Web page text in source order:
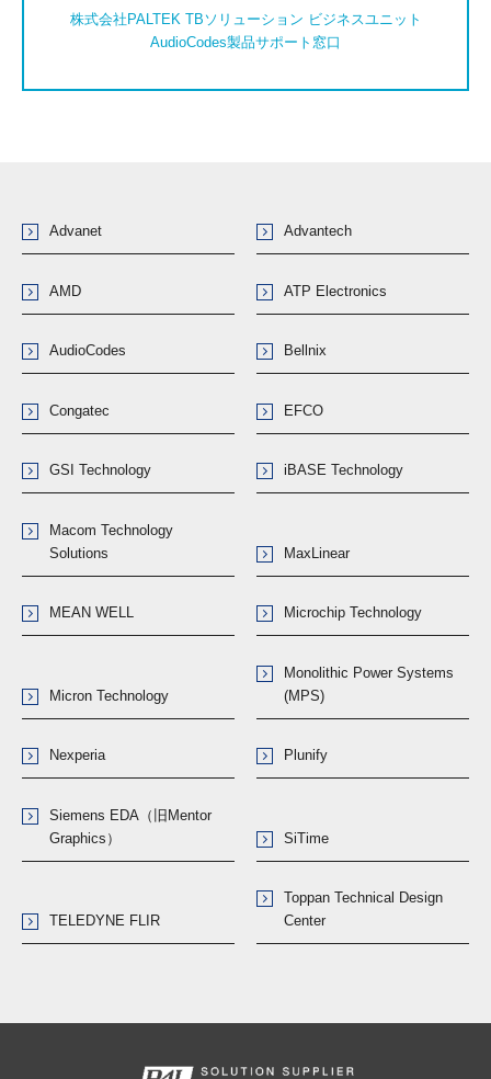
株式会社PALTEK TBソリューション ビジネスユニット
AudioCodes製品サポート窓口
Advanet Advantech
AMD ATP Electronics
AudioCodes Bellnix
Congatec EFCO
GSI Technology iBASE Technology
Macom Technology
Solutions
MaxLinear
MEAN WELL Microchip Technology
Micron Technology
Monolithic Power Systems
(MPS)
Nexperia Plunify
Siemens EDA（旧Mentor
Graphics）
SiTime
TELEDYNE FLIR
Toppan Technical Design
Center